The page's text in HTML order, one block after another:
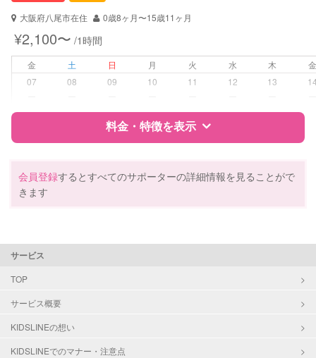
全国保育サービス協会(ACSA)認定ベ
対応可能/特徴 夜間対応
対応可否は個別に相談
レッスン 絵・工作レッスン
定期予約
（定期特典）
大阪府八尾市在住
0歳8ヶ月〜15歳11ヶ月
¥2,100〜 /1時間
金 土 日 月 火 水 木
07
08 09 10 11 12 13
料金・特徴を表示
資格
企業型割引対象(旧内閣府補助対象)
対応可能/特徴
会員登録するとすべてのサポーターの詳細情報を見ることがで
きます
サービス
TOP
サービス概要
KIDSLINEの想い
KIDSLINEでのマナー・注意点